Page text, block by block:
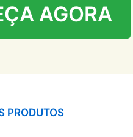
AGORA
PRODUTOS